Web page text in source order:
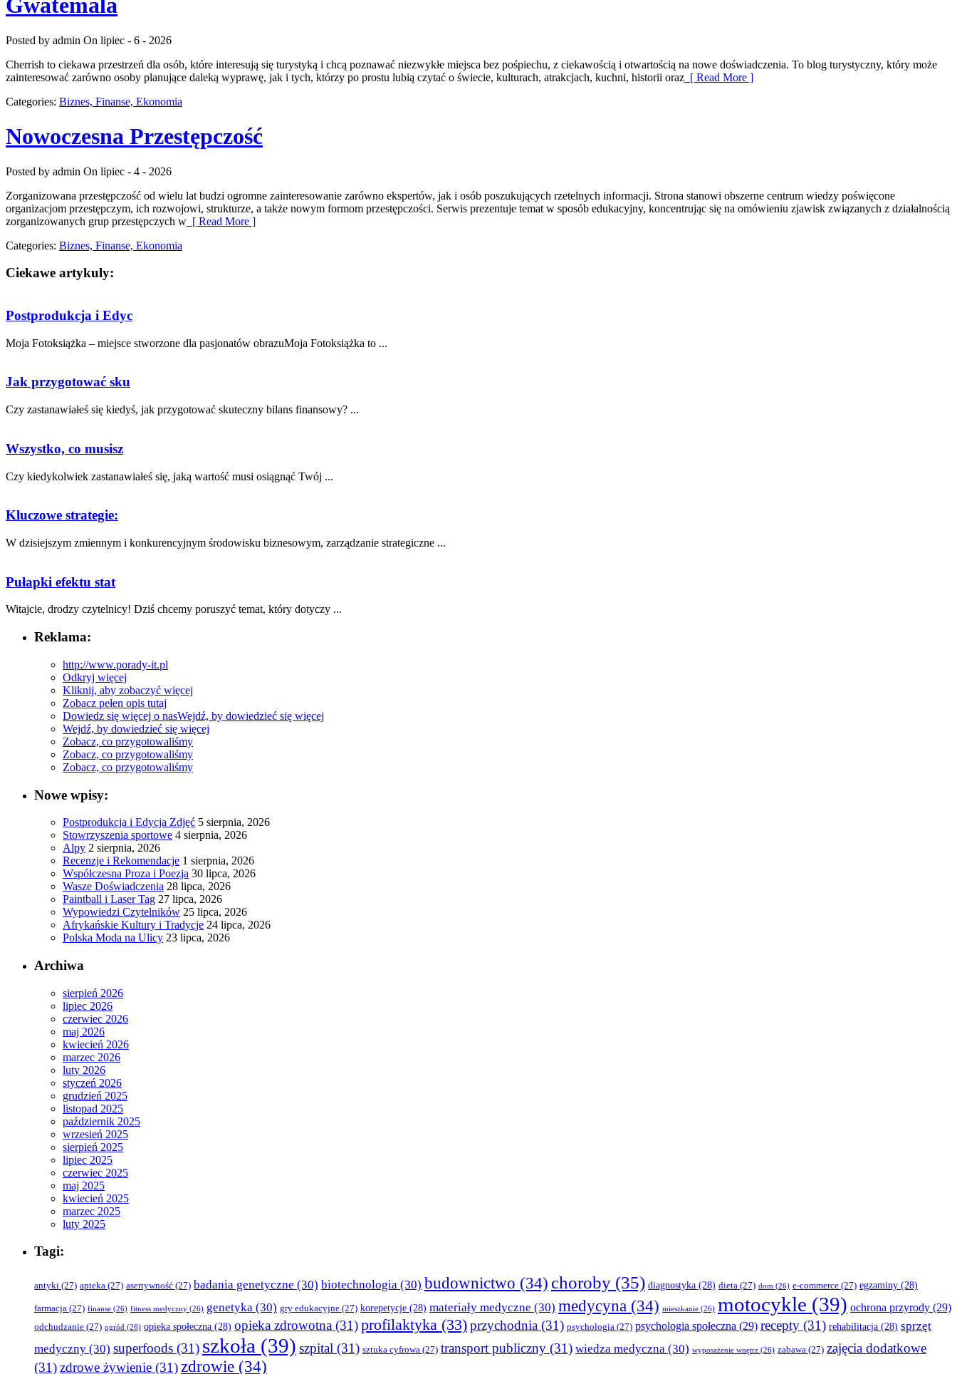
Gwatemala
Posted by admin On lipiec - 6 - 2026
Cherrish to ciekawa przestrzeń dla osób, które interesują się turystyką i chcą poznawać niezwykłe miejsca bez pośpiechu, z ciekawością i otwartością na nowe doświadczenia. To blog turystyczny, który może
zainteresować zarówno osoby planujące daleką wyprawę, jak i tych, którzy po prostu lubią czytać o świecie, kulturach, atrakcjach, kuchni, historii oraz [ Read More ]
Categories: Biznes, Finanse, Ekonomia
Nowoczesna Przestępczość
Posted by admin On lipiec - 4 - 2026
Zorganizowana przestępczość od wielu lat budzi ogromne zainteresowanie zarówno ekspertów, jak i osób poszukujących rzetelnych informacji. Strona stanowi obszerne centrum wiedzy poświęcone
organizacjom przestępczym, ich rozwojowi, strukturze, a także nowym formom przestępczości. Serwis prezentuje temat w sposób edukacyjny, koncentrując się na omówieniu zjawisk związanych z działalnością
zorganizowanych grup przestępczych w [ Read More ]
Categories: Biznes, Finanse, Ekonomia
Ciekawe artykuly:
Postprodukcja i Edyc
Moja Fotoksiążka – miejsce stworzone dla pasjonatów obrazuMoja Fotoksiążka to ...
Jak przygotować sku
Czy zastanawiałeś się kiedyś, ​jak przygotować skuteczny ⁤bilans ​finansowy? ...
Wszystko, co musisz
Czy kiedykolwiek⁤ zastanawiałeś‌ się, jaką wartość‌ musi osiągnąć Twój ...
Kluczowe strategie:
W dzisiejszym zmiennym ⁤i konkurencyjnym środowisku biznesowym, zarządzanie ‌strategiczne ...
Pułapki efektu stat
Witajcie, drodzy czytelnicy! Dziś chcemy poruszyć temat, który ⁢dotyczy ...
Reklama:
http://www.porady-it.pl
Odkryj więcej
Kliknij, aby zobaczyć więcej
Zobacz pełen opis tutaj
Dowiedz się więcej o nasWejdź, by dowiedzieć się więcej
Wejdź, by dowiedzieć się więcej
Zobacz, co przygotowaliśmy
Zobacz, co przygotowaliśmy
Zobacz, co przygotowaliśmy
Nowe wpisy:
Postprodukcja i Edycja Zdjęć 5 sierpnia, 2026
Stowrzyszenia sportowe 4 sierpnia, 2026
Alpy 2 sierpnia, 2026
Recenzje i Rekomendacje 1 sierpnia, 2026
Współczesna Proza i Poezja 30 lipca, 2026
Wasze Doświadczenia 28 lipca, 2026
Paintball i Laser Tag 27 lipca, 2026
Wypowiedzi Czytelników 25 lipca, 2026
Afrykańskie Kultury i Tradycje 24 lipca, 2026
Polska Moda na Ulicy 23 lipca, 2026
Archiwa
sierpień 2026
lipiec 2026
czerwiec 2026
maj 2026
kwiecień 2026
marzec 2026
luty 2026
styczeń 2026
grudzień 2025
listopad 2025
październik 2025
wrzesień 2025
sierpień 2025
lipiec 2025
czerwiec 2025
maj 2025
kwiecień 2025
marzec 2025
luty 2025
Tagi:
antyki (27) apteka (27) asertywność (27) badania genetyczne (30) biotechnologia (30) budownictwo (34) choroby (35) diagnostyka (28) dieta (27) dom (26) e-commerce (27) egzaminy (28)
farmacja (27) finanse (26) fitness medyczny (26) genetyka (30) gry edukacyjne (27) korepetycje (28) materiały medyczne (30) medycyna (34) mieszkanie (26) motocykle (39) ochrona przyrody (29)
odchudzanie (27) ogród (26) opieka społeczna (28) opieka zdrowotna (31)profilaktyka (33)przychodnia (31) psychologia (27) psychologia społeczna (29) recepty (31) rehabilitacja (28) sprzęt
medyczny (30) superfoods (31) szkoła (39) szpital (31) sztuka cyfrowa (27) transport publiczny (31) wiedza medyczna (30) wyposażenie wnętrz (26) zabawa (27) zajęcia dodatkowe
(31)zdrowe żywienie (31)zdrowie (34)